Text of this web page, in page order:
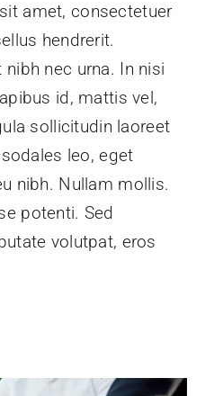
amet, consectetuer
hendrerit.
nec urna. In nisi
id, mattis vel,
sollicitudin laoreet
leo, eget
nibh. Nullam mollis.
potenti. Sed
volutpat, eros